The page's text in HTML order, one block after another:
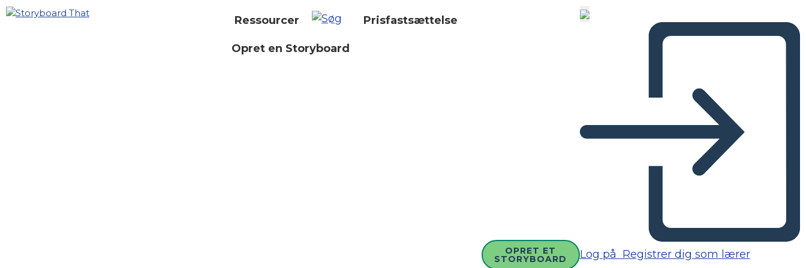
Ressourcer Prisfastsættelse
Opret en Storyboard
OPRET ET
STORYBOARD Log på Registrer dig som lærer